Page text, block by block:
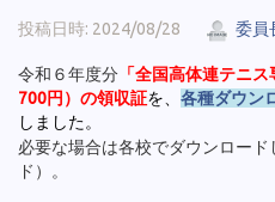
投稿日時: 2024/08/28 委員
令和６年度分 「全国高体連テニ
700円）の領収証を、 各種ダウン
しました。
必要な場合は各校でダウンロー
ド）。